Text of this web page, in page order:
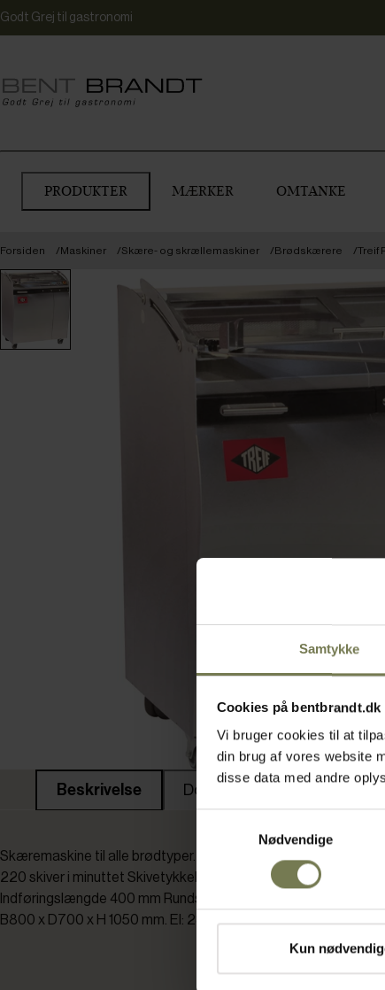
Samtykke
Cookies på bentbrandt.dk
Vi bruger cookies til at
din brug af vores website
disse data med andre
Nødvendige
Kun
Godt Grej til gastronomi
PRODUKTER MÆRKER OMTANKE
Forsiden Maskiner Skære- og skrællemaskiner Brødskærere Treif
Beskrivelse Dokumenter
Skæremaskine til alle brødtyper. Kan skære lune brød. To
220 skiver i minuttet Skivetykkelser 4-24 mm, justerbar i 0,5 mm.
Indføringslængde 400 mm Rundsavsklinge - uden olie Nem at
B800 x D700 x H 1050 mm. El: 230V - 50Hz